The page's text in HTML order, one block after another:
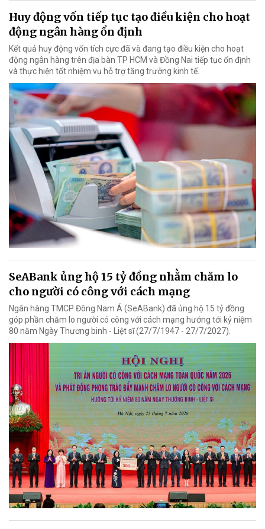
Huy động vốn tiếp tục tạo điều kiện cho hoạt
động ngân hàng ổn định
Kết quả huy động vốn tích cực đã và đang tạo điều kiện cho hoạt
động ngân hàng trên địa bàn TP HCM và Đồng Nai tiếp tục ổn định
và thực hiện tốt nhiệm vụ hỗ trợ tăng trưởng kinh tế.
SeABank ủng hộ 15 tỷ đồng nhằm chăm lo
cho người có công với cách mạng
Ngân hàng TMCP Đông Nam Á (SeABank) đã ủng hộ 15 tỷ đồng
góp phần chăm lo người có công với cách mạng hướng tới kỷ niệm
80 năm Ngày Thương binh - Liệt sĩ (27/7/1947 - 27/7/2027).